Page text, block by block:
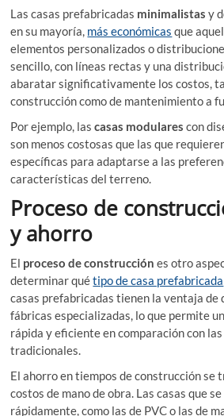
Las casas prefabricadas minimalistas y
en su mayoría, más económicas que
elementos personalizados o
sencillo, con líneas rectas y una
abaratar significativamente los costos,
construcción como de mantenimiento a
Por ejemplo, lascasas modulares con
son menos costosas que las que
específicas para adaptarse a las
características del terreno.
Proceso de
y ahorro
El proceso de construcción es otro
determinar quétipo de casa prefabricada
casas prefabricadas tienen la ventaja de
fábricas especializadas, lo que permite
rápida y eficiente en comparación con
tradicionales.
El ahorro en tiempos de construcción se
costos de mano de obra. Las casas que
rápidamente, como las de PVC o las de